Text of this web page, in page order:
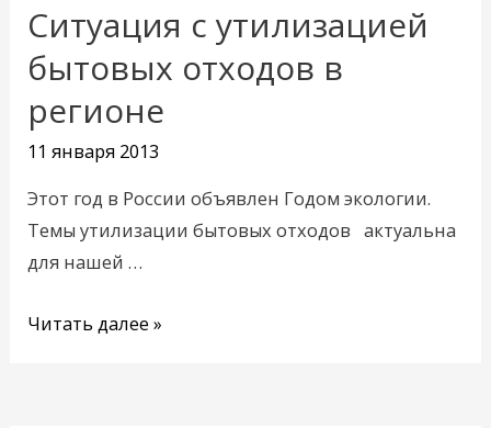
Ситуация с утилизацией
бытовых отходов в
регионе
11 января 2013
Этот год в России объявлен Годом экологии.
Темы утилизации бытовых отходов актуальна
для нашей …
Ситуация
утилизацией
бытовых
отходов
регионе
Читать далее »